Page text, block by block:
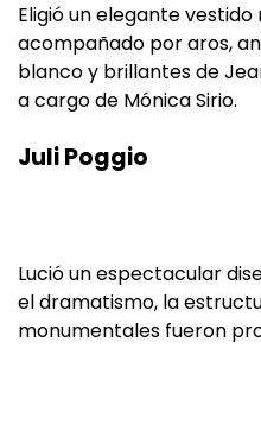
Eligió un elegante
acompañado por aros,
blanco y brillantes de
a cargo de Mónica Sirio.
Juli Poggio
Lució un espectacular
el dramatismo, la
monumentales fueron